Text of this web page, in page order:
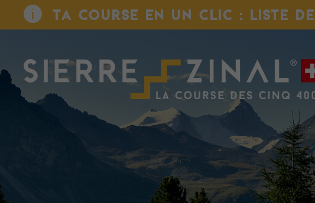
TA COURSE EN UN CLIC : LISTE DE